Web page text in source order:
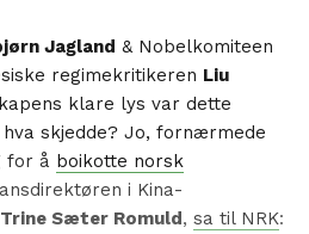
Jagland & Nobelkomiteen
regimekritikeren Liu
klare lys var dette
skjedde? Jo, fornærmede
for å boikotte norsk
i Kina-
Trine Sæter Romuld, sa til NRK: